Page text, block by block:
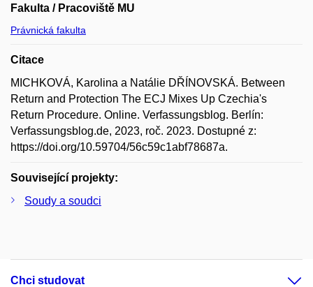
Fakulta / Pracoviště MU
Právnická fakulta
Citace
MICHKOVÁ, Karolina a Natálie DŘÍNOVSKÁ. Between
Return and Protection The ECJ Mixes Up Czechia's
Return Procedure. Online. Verfassungsblog. Berlín:
Verfassungsblog.de, 2023, roč. 2023. Dostupné z:
https://doi.org/10.59704/56c59c1abf78687a.
Související projekty:
Soudy a soudci
Chci studovat